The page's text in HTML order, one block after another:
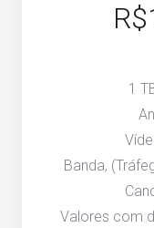
1
Banda,
Valores com